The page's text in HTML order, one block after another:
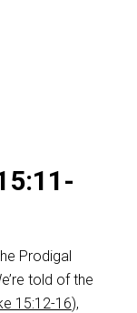
Prodigal
told of the
15:12-16),